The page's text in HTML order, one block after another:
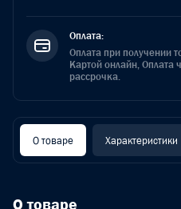
Оплата:
Оплата при получении
Картой онлайн,
рассрочка.
О товаре Характеристики
О товаре